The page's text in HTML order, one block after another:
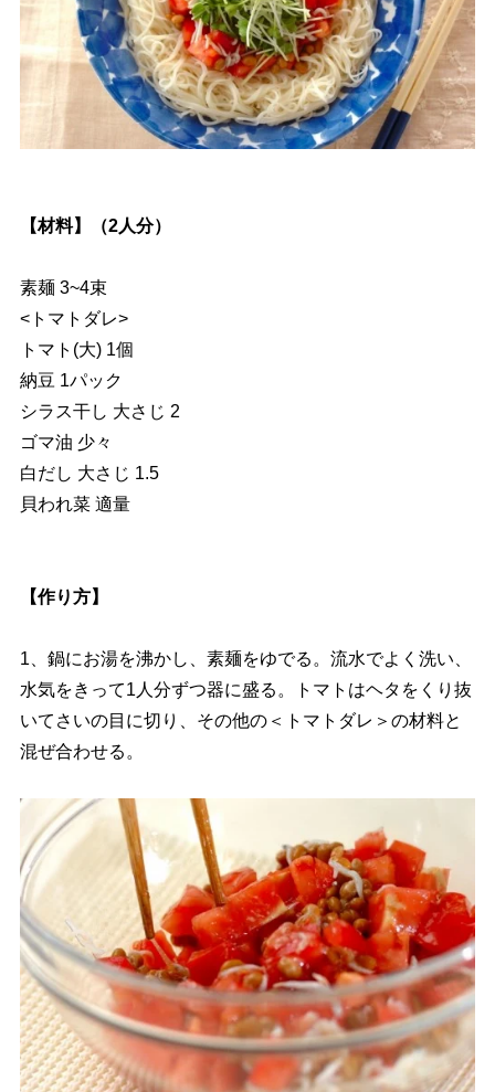
【材料】（2人分）
素麺 3~4束
<トマトダレ>
トマト(大) 1個
納豆 1パック
シラス干し 大さじ 2
ゴマ油 少々
白だし 大さじ 1.5
貝われ菜 適量
【作り方】
1、鍋にお湯を沸かし、素麺をゆでる。流水でよく洗い、
水気をきって1人分ずつ器に盛る。トマトはヘタをくり抜
いてさいの目に切り、その他の＜トマトダレ＞の材料と
混ぜ合わせる。